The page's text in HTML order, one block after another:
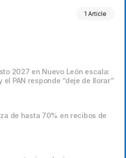
1 Article
2027 en Nuevo León escala:
PAN responde “deje de llorar”
de hasta 70% en recibos de